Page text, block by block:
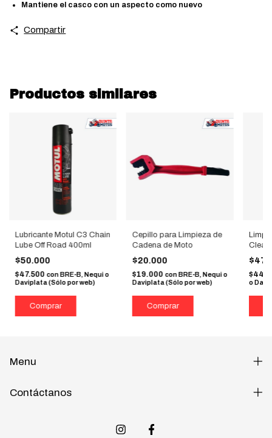
Mantiene el casco con un aspecto como nuevo
Compartir
Productos similares
Lubricante Motul C3 Chain
Lube Off Road 400ml
$50.000
$47.500 con BRE-B, Nequi o
Daviplata (Sólo por web)
Cepillo para Limpieza de
Cadena de Moto
$20.000
$19.000 con BRE-B, Nequi o
Daviplata (Sólo por web)
Clean
o
Menu
Contáctanos